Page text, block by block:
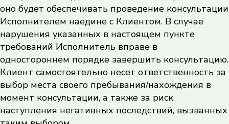
оно будет обеспечивать проведение консультации
Исполнителем наедине с Клиентом. В случае
нарушения указанных в настоящем пункте
требований Исполнитель вправе в
одностороннем порядке завершить консультацию.
Клиент самостоятельно несет ответственность за
выбор места своего пребывания/нахождения в
момент консультации, а также за риск
наступления негативных последствий, вызванных